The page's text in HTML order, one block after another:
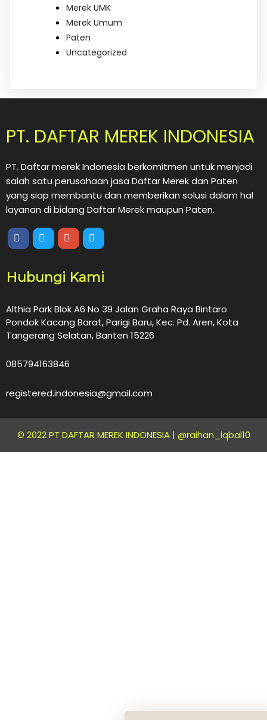
Merek UMK
Merek Umum
Paten
Uncategorized
PT. DAFTAR MEREK INDONESIA
PT. Daftar merek Indonesia berkomitmen untuk menjadi
salah satu perusahaan jasa Daftar Merek dan Paten
yang siap membantu dan memberikan solusi dalam hal
layanan di bidang Daftar Merek maupun Paten.
Hubungi Kami
Althia Park Blok A6 No 39 Jalan Graha Raya Bintaro
Pondok Kacang Barat, Parigi Baru, Kec. Pd. Aren, Kota
Tangerang Selatan, Banten 15226
085794163846
registered.indonesia@gmail.com
© 2022 PT DAFTAR MEREK INDONESIA | @raihan_iqbal10